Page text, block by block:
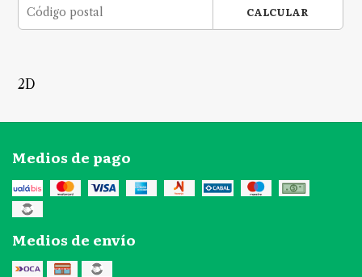
CALCULAR
2D
Medios de pago
Medios de envío